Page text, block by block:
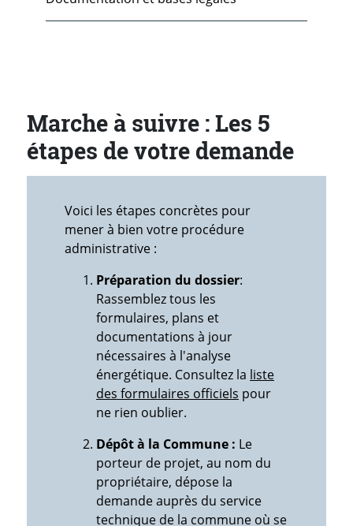
Marche à suivre : Les 5
étapes de votre demande
Voici les étapes concrètes pour
mener à bien votre procédure
administrative :
Préparation du dossier:
Rassemblez tous les
formulaires, plans et
documentations à jour
nécessaires à l'analyse
énergétique. Consultez la liste
des formulaires officiels pour
ne rien oublier.
Dépôt à la Commune : Le
porteur de projet, au nom du
propriétaire, dépose la
demande auprès du service
technique de la commune où se